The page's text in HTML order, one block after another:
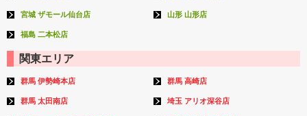
宮城 ザモール仙台店 山形 山形店
福島 二本松店
関東エリア
群馬 伊勢崎本店 群馬 高崎店
群馬 太田南店 埼玉 アリオ深谷店